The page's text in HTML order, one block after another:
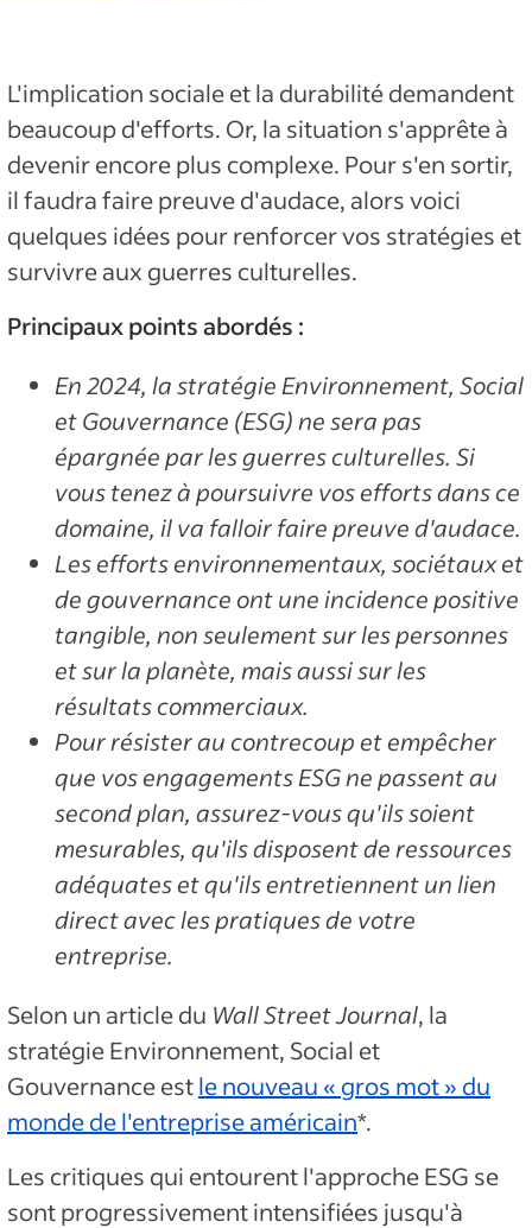
L'implication sociale et la durabilité demandent
beaucoup d'efforts. Or, la situation s'apprête à
devenir encore plus complexe. Pour s'en sortir,
il faudra faire preuve d'audace, alors voici
quelques idées pour renforcer vos stratégies et
survivre aux guerres culturelles.
Principaux points abordés :
En 2024, la stratégie Environnement, Social
et Gouvernance (ESG) ne sera pas
épargnée par les guerres culturelles. Si
vous tenez à poursuivre vos efforts dans ce
domaine, il va falloir faire preuve d'audace.
Les efforts environnementaux, sociétaux et
de gouvernance ont une incidence positive
tangible, non seulement sur les personnes
et sur la planète, mais aussi sur les
résultats commerciaux.
Pour résister au contrecoup et empêcher
que vos engagements ESG ne passent au
second plan, assurez-vous qu'ils soient
mesurables, qu'ils disposent de ressources
adéquates et qu'ils entretiennent un lien
direct avec les pratiques de votre
entreprise.
Selon un article du Wall Street Journal, la
stratégie Environnement, Social et
Gouvernance estle nouveau « gros mot » du
monde de l'entreprise américain*.
Les critiques qui entourent l'approche ESG se
sont progressivement intensifiées jusqu'à